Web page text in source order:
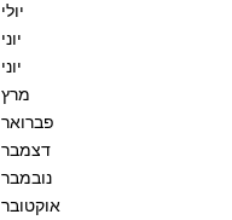
יולי 2022
יוני 2022
יוני 2021
מרץ 2021
פברואר 2021
דצמבר 2020
נובמבר 2020
אוקטובר 2020